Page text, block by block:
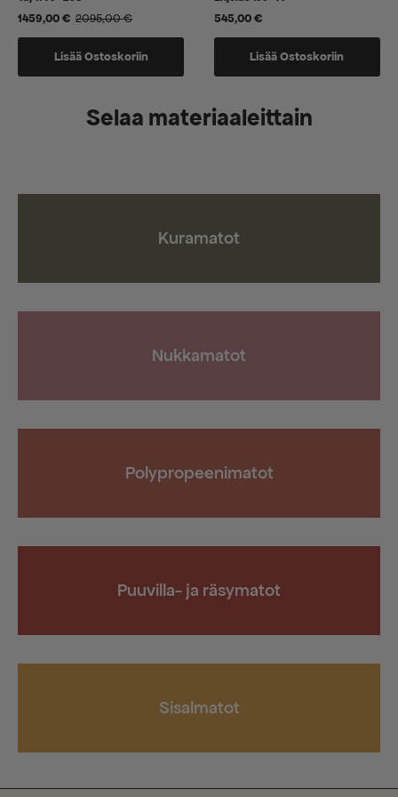
2095,00€
Alkuperäinen
hinta
1459,00€
Nykyinen
hinta
Lisää Ostoskoriin
545,00€
Lisää Ostoskoriin
Selaa materiaaleittain
Kuramatot
Nukkamatot
Polypropeenimatot
Puuvilla- ja räsymatot
Sisalmatot